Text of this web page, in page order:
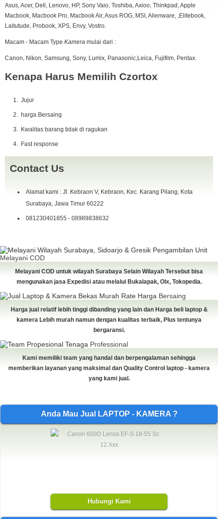
fisik 94% / mesin normal semua / SC 12.xxx / lensa no jamur
Kelengkapan : unit / batre / Strap / Lensa kit 18-55 mm / dosbook
Harga 2,85jt aja siapa cepat dia dapat
Asus, Acer, Dell, Lenovo, HP, Sony Vaio, Toshiba, Axioo, Thinkpad, Apple
Macbook, Macbook Pro, Macbook Air, Asus ROG, MSI, Alienware, ,Elitebook,
Laitutude, Probook, XPS, Envy, Vostro.
Macam - Macam Type Kamera mulai dari :
Canon, Nikon, Samsung, Sony, Lumix, Panasonic,Leica, Fujifilm, Pentax.
Kenapa Harus Memilih Czortox
Jujur
harga Bersaing
Kwalitas barang tidak di ragukan
Fast response
Contact Us
Alamat kami : Jl. Kebraon V, Kebraon, Kec. Karang Pilang, Kota
Surabaya, Jawa Timur 60222
081230401855 - 08989838632
Pengambilan Unit
Melayani COD
Melayani COD untuk wilayah Surabaya Selain Wilayah Tersebut bisa
mengunakan jasa Expedisi atau melalui Bukalapak, Olx, Tokopedia.
Rate Harga Bersaing
Harga jual relatif lebih tinggi dibanding yang lain dan Harga beli laptop &
kamera Lebih murah namun dengan kualitas terbaik, Plus tentunya
bergaransi.
Tenaga Professional
Kami memiliki team yang handal dan berpengalaman sehingga
memberikan layanan yang maksimal dan Quality Control laptop - kamera
yang kami jual.
Anda Mau Jual LAPTOP - KAMERA ?
Hubungi Kami